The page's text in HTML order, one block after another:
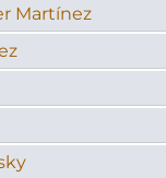
Martínez